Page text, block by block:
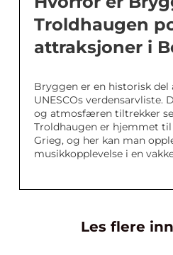
Troldhaugen
attraksjoner i
Bryggen er en historisk
UNESCOs verdensarvliste.
og atmosfæren tiltrekker
Troldhaugen er hjemmet
Grieg, og her kan man
musikkopplevelse i en
Les flere